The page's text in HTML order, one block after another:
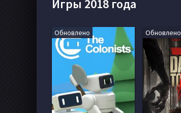
Игры 2018 года
Обновлено Обновлено